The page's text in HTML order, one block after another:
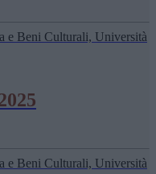
e Beni Culturali, Università
e Beni Culturali, Università